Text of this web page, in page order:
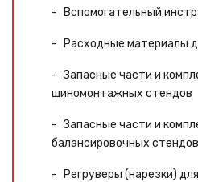
Вспомогательный
Расходные материалы
Запасные части и
шиномонтажных стендов
Запасные части и
балансировочных стендов
Регруверы (нарезки)